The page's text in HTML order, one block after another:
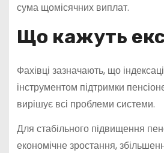
сума щомісячних виплат.
Що кажуть
Фахівці зазначають, що
інструментом підтримки
вирішує всі проблеми системи.
Для стабільного підвищення
економічне зростання,